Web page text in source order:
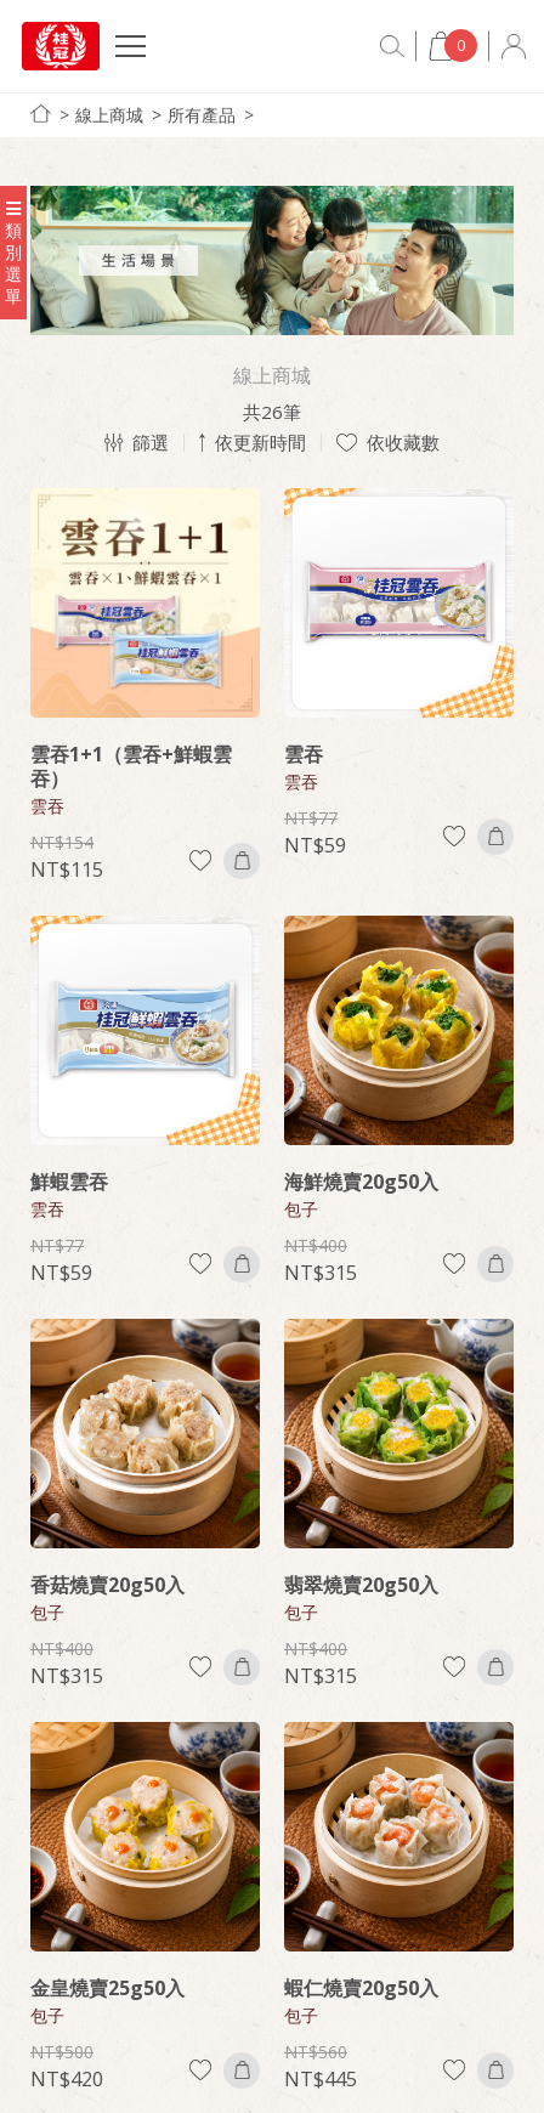
0
線上商城 所有產品
類
別
選
單
線上商城
共26筆
篩選
依更新時間 依收藏數
雲吞1+1（雲吞+鮮蝦雲
吞）
雲吞
154
115
雲吞
雲吞
77
59
鮮蝦雲吞
雲吞
77
59
海鮮燒賣20g50入
包子
400
315
香菇燒賣20g50入
包子
400
315
翡翠燒賣20g50入
包子
400
315
金皇燒賣25g50入
包子
500
420
蝦仁燒賣20g50入
包子
560
445